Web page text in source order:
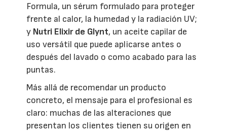
Formula, un sérum formulado para proteger
frente al calor, la humedad y la radiación UV;
y Nutri Elixir de Glynt, un aceite capilar de
uso versátil que puede aplicarse antes o
después del lavado o como acabado para las
puntas.
Más allá de recomendar un producto
concreto, el mensaje para el profesional es
claro: muchas de las alteraciones que
presentan los clientes tienen su origen en